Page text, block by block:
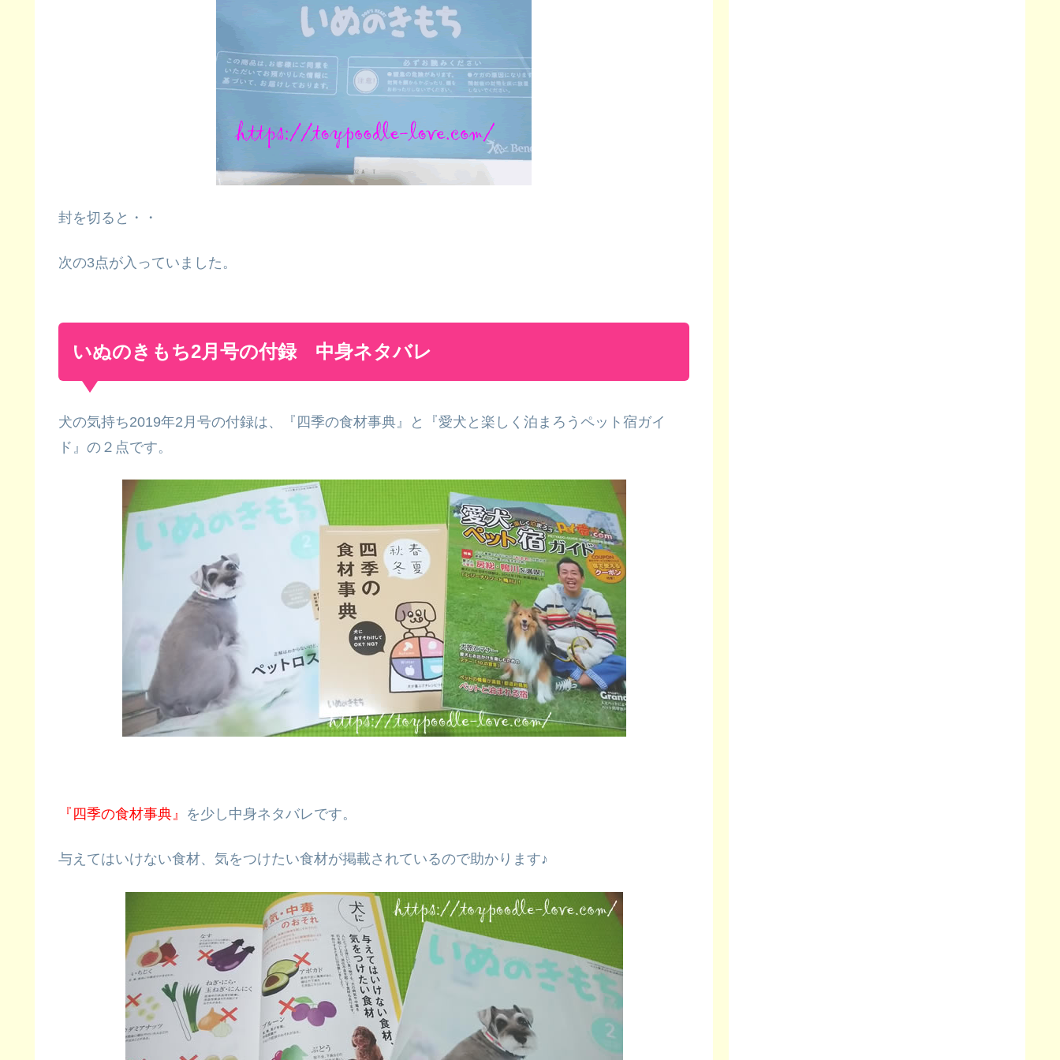
封を切ると・・
次の3点が入っていました。
いぬのきもち2月号の付録 中身ネタバレ
犬の気持ち2019年2月号の付録は、『四季の食材事典』と『愛犬と楽しく泊まろうペット宿ガイ
ド』の２点です。
『四季の食材事典』 を少し中身ネタバレです。
与えてはいけない食材、気をつけたい食材が掲載されているので助かります♪